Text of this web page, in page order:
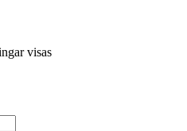
visas